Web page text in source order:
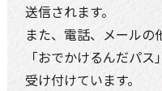
送信されます。
また、電話、メールの
「おでかけるんだパ
受け付けています。